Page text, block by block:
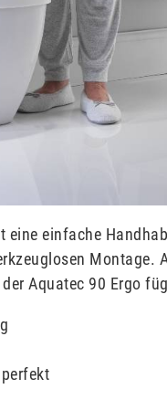
einfache
Aquatec 90 Ergo